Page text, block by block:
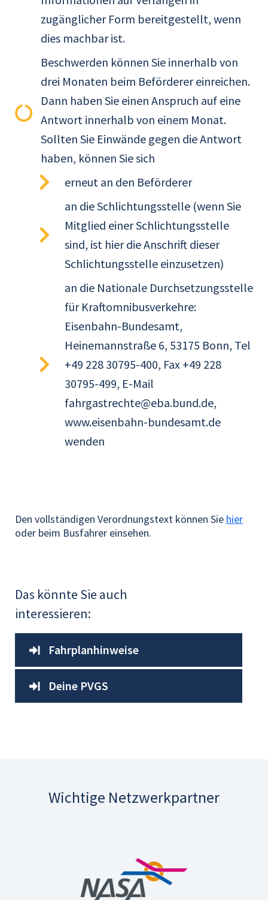
zugänglicher Form bereitgestellt, wenn
dies machbar ist.
Beschwerden können Sie innerhalb von
drei Monaten beim Beförderer einreichen.
Dann haben Sie einen Anspruch auf eine
Antwort innerhalb von einem Monat.
Sollten Sie Einwände gegen die Antwort
haben, können Sie sich
erneut an den Beförderer
an die Schlichtungsstelle (wenn Sie
Mitglied einer Schlichtungsstelle
sind, ist hier die Anschrift dieser
Schlichtungsstelle einzusetzen)
an die Nationale Durchsetzungsstelle
für Kraftomnibusverkehre:
Eisenbahn-Bundesamt,
Heinemannstraße 6, 53175 Bonn, Tel
+49 228 30795-400, Fax +49 228
30795-499, E-Mail
fahrgastrechte@eba.bund.de,
www.eisenbahn-bundesamt.de
wenden
Den vollständigen Verordnungstext können Sie hier
oder beim Busfahrer einsehen.
Das könnte Sie auch
interessieren:
Fahrplanhinweise
Deine PVGS
Wichtige Netzwerkpartner